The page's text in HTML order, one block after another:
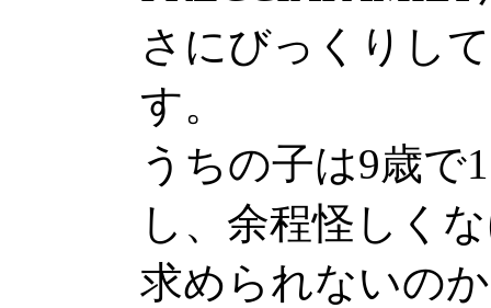
さにびっくりし
す。
うちの子は9歳で
し、余程怪しく
求められないの